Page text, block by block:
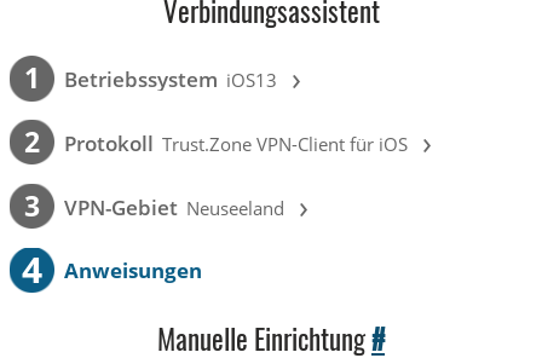
Verbindungsassistent
1 Betriebssystem iOS13 ›
2 Protokoll Trust.Zone VPN-Client für iOS ›
3 VPN-Gebiet Neuseeland ›
4 Anweisungen
Manuelle Einrichtung#